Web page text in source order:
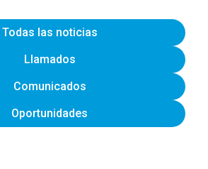
Todas las noticias
Llamados
Comunicados
Oportunidades